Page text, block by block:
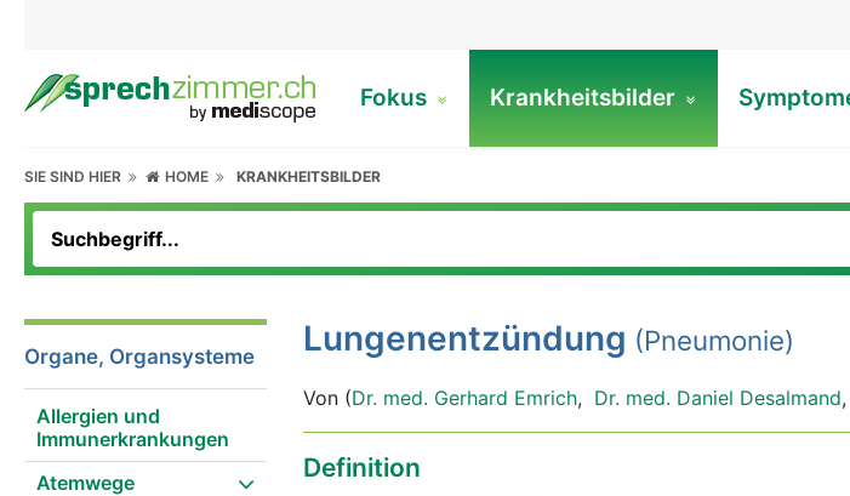
Fokus Krankheitsbilder
SIE SIND HIER HOME KRANKHEITSBILDER
Organe, Organsysteme
Allergien und
Immunerkrankungen
Atemwege
Lungenentzündung (Pneumonie)
Von (Dr. med. Gerhard Emrich, Dr. med. Daniel Desalmand,
Definition